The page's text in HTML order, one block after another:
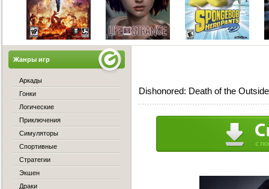
Dishonored: Death of the
Жанры игр
Аркады
Гонки
Логические
Приключения
Симуляторы
Спортивные
Стратегии
Экшен
Драки